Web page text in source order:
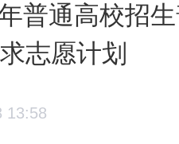
普通高校招
志愿计划
13:58